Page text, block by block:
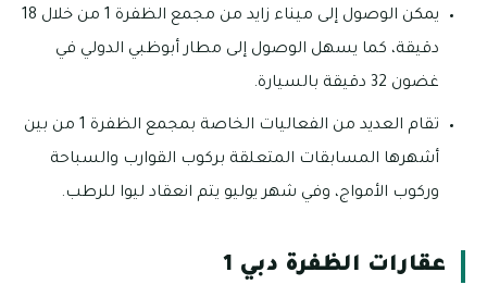
يمكن الوصول إلى ميناء زايد من مجمع الظفرة 1 من خلال 18
دقيقة، كما يسهل الوصول إلى مطار أبوظبي الدولي في
غضون 32 دقيقة بالسيارة.
تقام العديد من الفعاليات الخاصة بمجمع الظفرة 1 من بين
أشهرها المسابقات المتعلقة بركوب القوارب والسباحة
وركوب الأمواج، وفي شهر يوليو يتم انعقاد ليوا للرطب.
عقارات الظفرة دبي 1